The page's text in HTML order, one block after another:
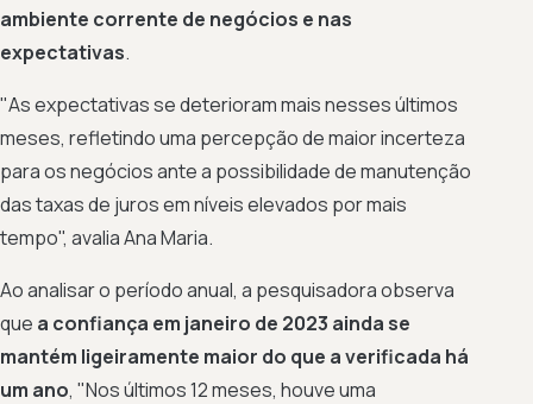
ambiente corrente de negócios e nas
expectativas.
"As expectativas se deterioram mais nesses últimos
meses, refletindo uma percepção de maior incerteza
para os negócios ante a possibilidade de manutenção
das taxas de juros em níveis elevados por mais
tempo", avalia Ana Maria.
Ao analisar o período anual, a pesquisadora observa
que a confiança em janeiro de 2023 ainda se
mantém ligeiramente maior do que a verificada há
um ano, "Nos últimos 12 meses, houve uma